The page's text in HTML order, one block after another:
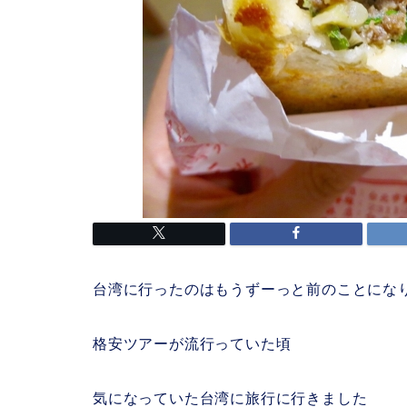
台湾に行ったのはもうずーっと前のことにな
格安ツアーが流行っていた頃
気になっていた台湾に旅行に行きました